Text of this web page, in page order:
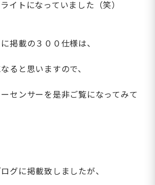
イトになっていました（笑）
掲載の３００仕様は、
ると思いますので、
センサーを是非ご覧になってみて
グに掲載致しましたが、